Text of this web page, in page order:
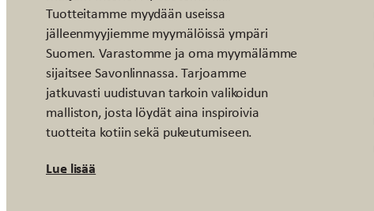
Tuotteitamme myydään useissa
jälleenmyyjiemme myymälöissä ympäri
Suomen. Varastomme ja oma myymälämme
sijaitsee Savonlinnassa. Tarjoamme
jatkuvasti uudistuvan tarkoin valikoidun
malliston, josta löydät aina inspiroivia
tuotteita kotiin sekä pukeutumiseen.
Lue lisää